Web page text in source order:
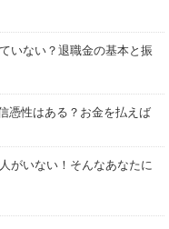
いない？退職金の基本と振
憑性はある？お金を払えば
がいない！そんなあなたに